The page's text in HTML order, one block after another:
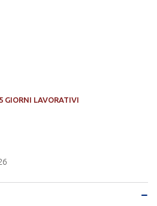
GIORNI LAVORATIVI